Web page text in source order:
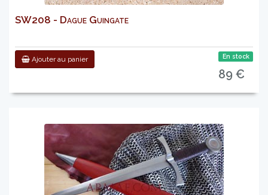
SW208 - Dague Guingate
Ajouter au panier En stock
89 €